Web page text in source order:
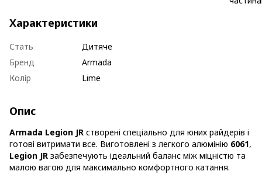
Характеристики
Стать
Дитяче
Бренд
Armada
Колір
Lime
Опис
Armada Legion JR створені спеціально для юних райдерів і
готові витримати все. Виготовлені з легкого алюмінію 6061,
Legion JR забезпечують ідеальний баланс між міцністю та
малою вагою для максимально комфортного катання.